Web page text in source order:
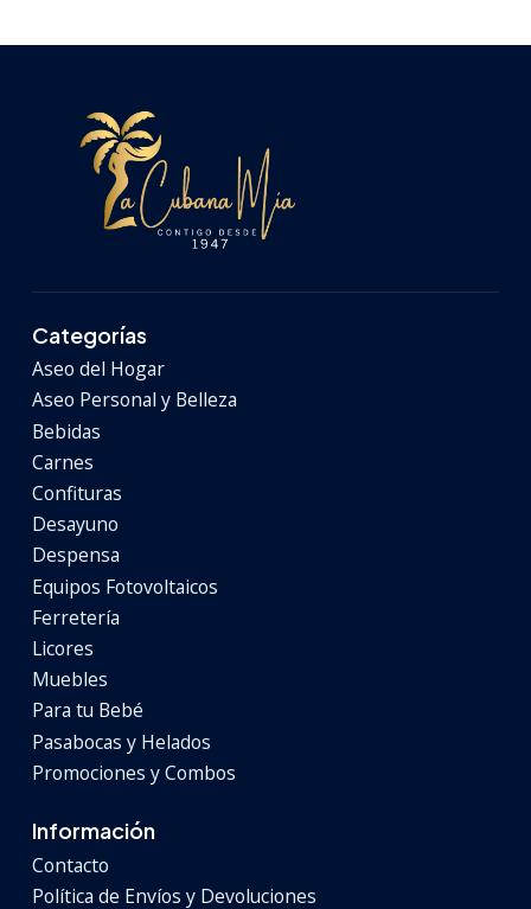
Categorías
Aseo del Hogar
Aseo Personal y Belleza
Bebidas
Carnes
Confituras
Desayuno
Despensa
Equipos Fotovoltaicos
Ferretería
Licores
Muebles
Para tu Bebé
Pasabocas y Helados
Promociones y Combos
Información
Contacto
Política de Envíos y Devoluciones